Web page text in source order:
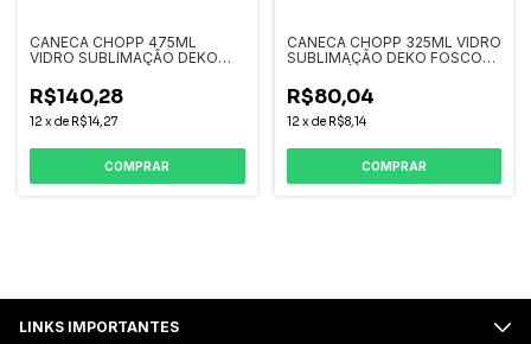
CANECA CHOPP 475ML
VIDRO SUBLIMAÇÃO DEKO
R$140,28
12 xde R$14,27
COMPRAR
CANECA CHOPP 325ML VIDRO
SUBLIMAÇÃO DEKO FOSCO
R$80,04
12 xde R$8,14
COMPRAR
LINKS IMPORTANTES